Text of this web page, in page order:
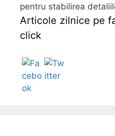
pentru stabilirea
Articole zilnice pe
click